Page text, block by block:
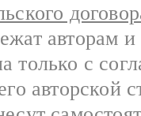
авторам
только с
авторской